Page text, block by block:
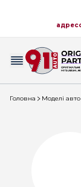
Головна Моделі авто